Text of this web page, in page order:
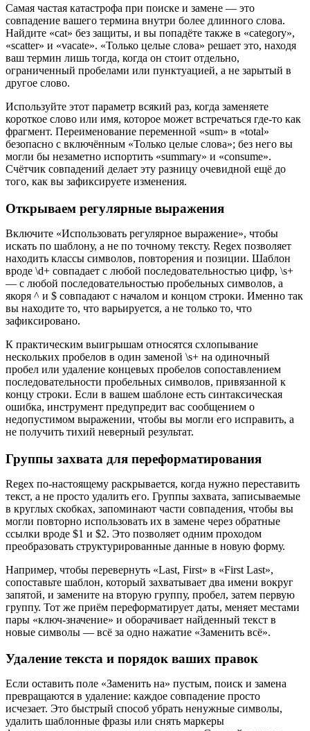
Самая частая катастрофа при поиске и замене — это
совпадение вашего термина внутри более длинного слова.
Найдите «cat» без защиты, и вы попадёте также в «category»,
«scatter» и «vacate». «Только целые слова» решает это, находя
ваш термин лишь тогда, когда он стоит отдельно,
ограниченный пробелами или пунктуацией, а не зарытый в
другое слово.
Используйте этот параметр всякий раз, когда заменяете
короткое слово или имя, которое может встречаться где-то как
фрагмент. Переименование переменной «sum» в «total»
безопасно с включённым «Только целые слова»; без него вы
могли бы незаметно испортить «summary» и «consume».
Счётчик совпадений делает эту разницу очевидной ещё до
того, как вы зафиксируете изменения.
Открываем регулярные выражения
Включите «Использовать регулярное выражение», чтобы
искать по шаблону, а не по точному тексту. Regex позволяет
находить классы символов, повторения и позиции. Шаблон
вроде \d+ совпадает с любой последовательностью цифр, \s+
— с любой последовательностью пробельных символов, а
якоря ^ и $ совпадают с началом и концом строки. Именно так
вы находите то, что варьируется, а не только то, что
зафиксировано.
К практическим выигрышам относятся схлопывание
нескольких пробелов в один заменой \s+ на одиночный
пробел или удаление концевых пробелов сопоставлением
последовательности пробельных символов, привязанной к
концу строки. Если в вашем шаблоне есть синтаксическая
ошибка, инструмент предупредит вас сообщением о
недопустимом выражении, чтобы вы могли его исправить, а
не получить тихий неверный результат.
Группы захвата для переформатирования
Regex по-настоящему раскрывается, когда нужно переставить
текст, а не просто удалить его. Группы захвата, записываемые
в круглых скобках, запоминают части совпадения, чтобы вы
могли повторно использовать их в замене через обратные
ссылки вроде $1 и $2. Это позволяет одним проходом
преобразовать структурированные данные в новую форму.
Например, чтобы перевернуть «Last, First» в «First Last»,
сопоставьте шаблон, который захватывает два имени вокруг
запятой, и замените на вторую группу, пробел, затем первую
группу. Тот же приём переформатирует даты, меняет местами
пары «ключ-значение» и оборачивает найденный текст в
новые символы — всё за одно нажатие «Заменить всё».
Удаление текста и порядок ваших правок
Если оставить поле «Заменить на» пустым, поиск и замена
превращаются в удаление: каждое совпадение просто
исчезает. Это быстрый способ убрать ненужные символы,
удалить шаблонные фразы или снять маркеры